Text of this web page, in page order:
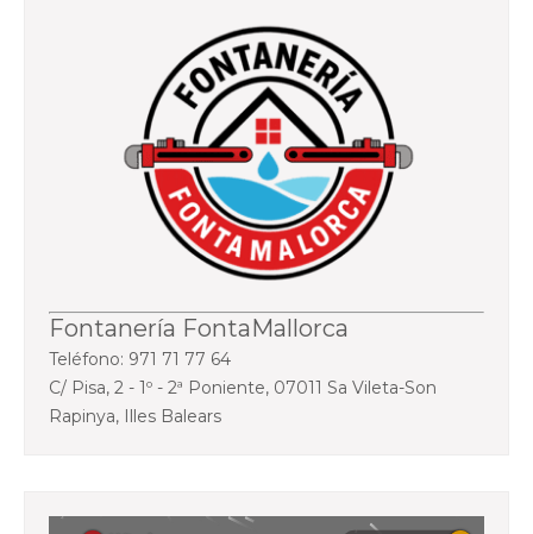
Fontanería FontaMallorca
Teléfono: 971 71 77 64
C/ Pisa, 2 - 1º - 2ª Poniente, 07011 Sa Vileta-Son
Rapinya, Illes Balears